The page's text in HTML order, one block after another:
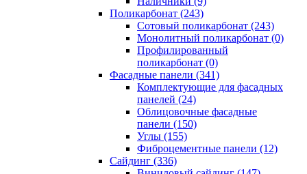
Поликарбонат (243)
Сотовый поликарбонат (243)
Монолитный поликарбонат (0)
Профилированный
поликарбонат (0)
Фасадные панели (341)
Комплектующие для фасадных
панелей (24)
Облицовочные фасадные
панели (150)
Углы (155)
Фиброцементные панели (12)
Сайдинг (336)